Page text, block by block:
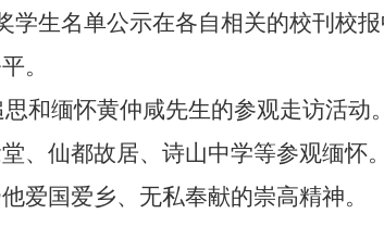
生名单公示在各自相关的校刊校
。
和缅怀黄仲咸先生的参观走访活动
、仙都故居、诗山中学等参观缅怀
爱国爱乡、无私奉献的崇高精神。